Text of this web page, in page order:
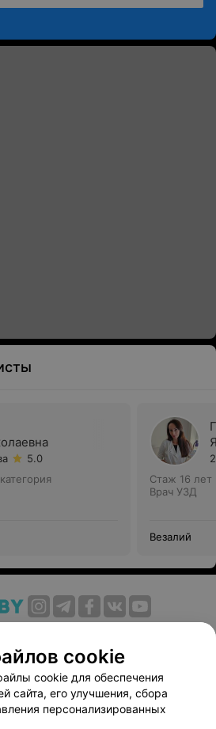
5.0
Стаж 16 лет
Врач УЗД
Везалий
Публичный договор
соглашение
Способы оплаты
Партнеры
руководителю 103.by
cookie
cookie для обеспечения
сайта, его улучшения, сбора
персонализированных